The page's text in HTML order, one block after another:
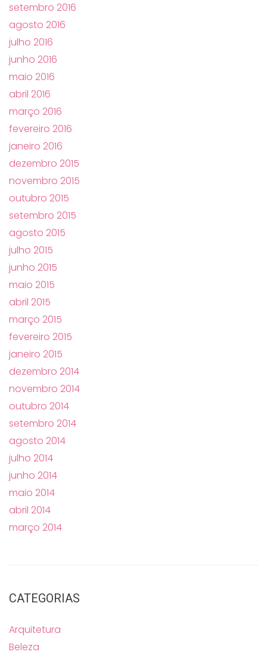
setembro 2016
agosto 2016
julho 2016
junho 2016
maio 2016
abril 2016
março 2016
fevereiro 2016
janeiro 2016
dezembro 2015
novembro 2015
outubro 2015
setembro 2015
agosto 2015
julho 2015
junho 2015
maio 2015
abril 2015
março 2015
fevereiro 2015
janeiro 2015
dezembro 2014
novembro 2014
outubro 2014
setembro 2014
agosto 2014
julho 2014
junho 2014
maio 2014
abril 2014
março 2014
CATEGORIAS
Arquitetura
Beleza